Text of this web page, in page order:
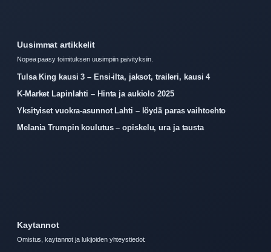
Uusimmat artikkelit
Nopea paasy toimituksen uusimpiin paivityksiin.
Tulsa King kausi 3 – Ensi-ilta, jaksot, traileri, kausi 4
K-Market Lapinlahti – Hinta ja aukiolo 2025
Yksityiset vuokra-asunnot Lahti – löydä paras vaihtoehto
Melania Trumpin koulutus – opiskelu, ura ja tausta
Kaytannot
Omistus, kaytannot ja lukijoiden yhteystiedot.